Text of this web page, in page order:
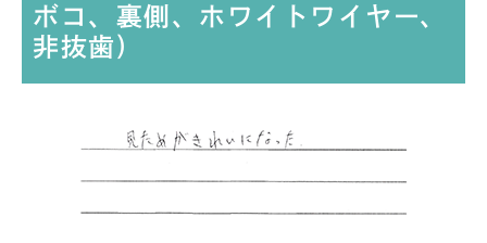
ボコ、裏側、ホワイトワイヤー、
非抜歯)